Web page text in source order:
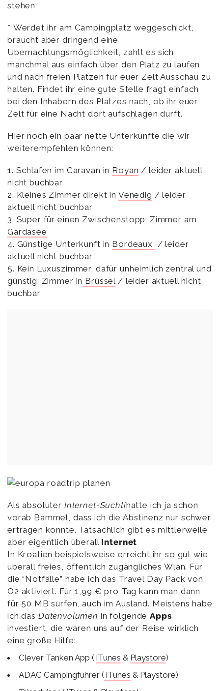
stehen
* Werdet ihr am Campingplatz weggeschickt,
braucht aber dringend eine
Übernachtungsmöglichkeit, zahlt es sich
manchmal aus einfach über den Platz zu laufen
und nach freien Plätzen für euer Zelt Ausschau zu
halten. Findet ihr eine gute Stelle fragt einfach
bei den Inhabern des Platzes nach, ob ihr euer
Zelt für eine Nacht dort aufschlagen dürft.
Hier noch ein paar nette Unterkünfte die wir
weiterempfehlen können:
1. Schlafen im Caravan in Royan / leider aktuell
nicht buchbar
2. Kleines Zimmer direkt in Venedig / leider
aktuell nicht buchbar
3. Super für einen Zwischenstopp: Zimmer am
Gardasee
4. Günstige Unterkunft in Bordeaux / leider
aktuell nicht buchbar
5. Kein Luxuszimmer, dafür unheimlich zentral und
günstig: Zimmer in Brüssel / leider aktuell nicht
buchbar
Als absoluter Internet-Suchtihatte ich ja schon
vorab Bammel, dass ich die Abstinenz nur schwer
ertragen könnte. Tatsächlich gibt es mittlerweile
aber eigentlich überall Internet
In Kroatien beispielsweise erreicht ihr so gut wie
überall freies, öffentlich zugängliches Wlan. Für
die “Notfälle” habe ich das Travel Day Pack von
O2 aktiviert. Für 1,99 € pro Tag kann man dann
für 50 MB surfen, auch im Ausland. Meistens habe
ich das Datenvolumen in folgendeApps
investiert, die waren uns auf der Reise wirklich
eine große Hilfe:
Clever Tanken App ( iTunes & Playstore)
ADAC Campingführer ( iTunes & Playstore)